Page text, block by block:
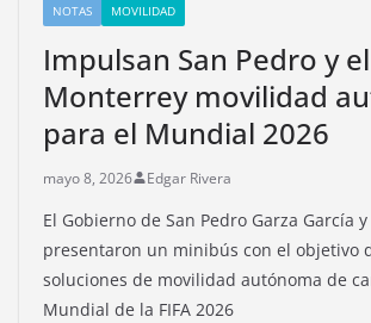
NOTAS MOVILIDAD
Impulsan San Pedro y
Monterrey movilidad
para el Mundial 2026
mayo 8, 2026 Edgar Rivera
El Gobierno de San Pedro Garza García y
presentaron un minibús con el objetivo
soluciones de movilidad autónoma de
Mundial de la FIFA 2026